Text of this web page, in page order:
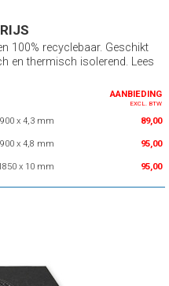
100% recyclebaar. Geschikt
en thermisch isolerend. Lees
AANBIEDING
EXCL. BTW
x 4,3 mm 89,00
x 4,8 mm 95,00
x 10 mm 95,00